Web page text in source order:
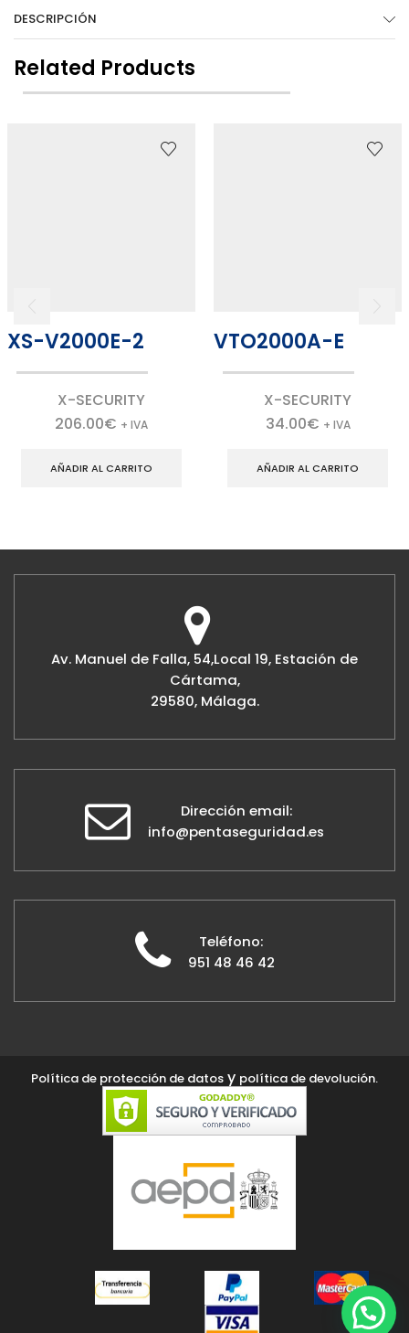
DESCRIPCIÓN
Related Products
XS-V2000E-2
X-SECURITY
206.00€ + IVA
AÑADIR AL CARRITO
VTO2000A-E
X-SECURITY
34.00€ + IVA
AÑADIR AL CARRITO
Av. Manuel de Falla, 54,Local 19, Estación de
Cártama,
29580, Málaga.
Dirección email:
info@pentaseguridad.es
Teléfono:
951 48 46 42
Política de protección de datos y política de devolución.